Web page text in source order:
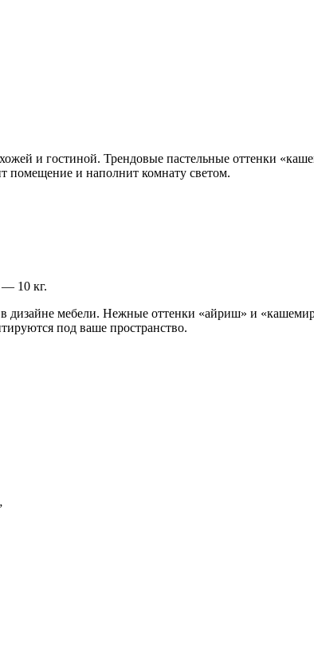
и гостиной. Трендовые пастельные оттенки
помещение и наполнит комнату светом.
— 10 кг.
мебели. Нежные оттенки «айриш» и
под ваше пространство.